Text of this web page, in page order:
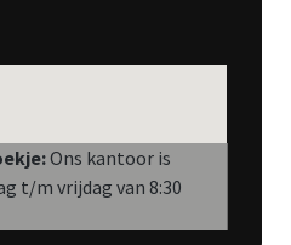
Ons kantoor is
t/m vrijdag van 8:30